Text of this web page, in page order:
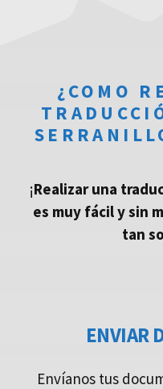
¿COMO
¡Realizar una
es muy fácil y sin
tan
ENVIAR
Envíanos tus